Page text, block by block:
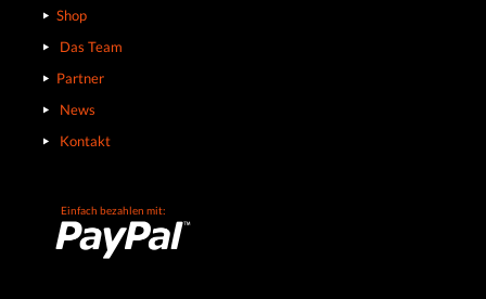
Shop
Das Team
Partner
News
Kontakt
Einfach bezahlen mit: